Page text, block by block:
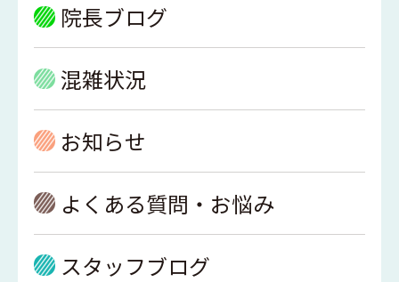
院長ブログ
混雑状況
お知らせ
よくある質問・お悩み
スタッフブログ